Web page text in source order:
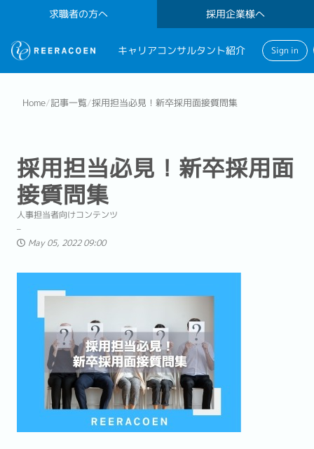
求職者の方へ 採用企業様へ
キャリアコンサルタント紹介 Sign in
Home/記事一覧/採用担当必見！新卒採用面接質問集
採用担当必見！新卒採用面
接質問集
人事担当者向けコンテンツ
May 05, 2022 09:00